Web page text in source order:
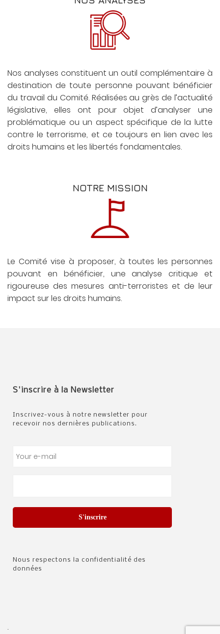
Nos analyses constituent un outil complémentaire à
destination de toute personne pouvant bénéficier
du travail du Comité. Réalisées au grès de l’actualité
législative, elles ont pour objet d’analyser une
problématique ou un aspect spécifique de la lutte
contre le terrorisme, et ce toujours en lien avec les
droits humains et les libertés fondamentales.
NOTRE MISSION
Le Comité vise à proposer, à toutes les personnes
pouvant en bénéficier, une analyse critique et
rigoureuse des mesures anti-terroristes et de leur
impact sur les droits humains.
S'inscrire à la Newsletter
Inscrivez-vous à notre newsletter pour
recevoir nos dernières publications.
S'inscrire
Nous respectons la confidentialité des
données
.